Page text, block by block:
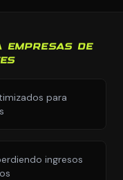
EMPRESAS DE
para
ingresos